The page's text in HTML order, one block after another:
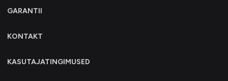
GARANTII
KONTAKT
KASUTAJATINGIMUSED